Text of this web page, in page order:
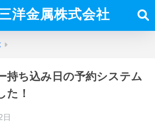
洋金属株式会社
持ち込み日の予約システム
た！